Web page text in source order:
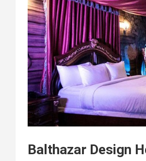
Balthazar Design